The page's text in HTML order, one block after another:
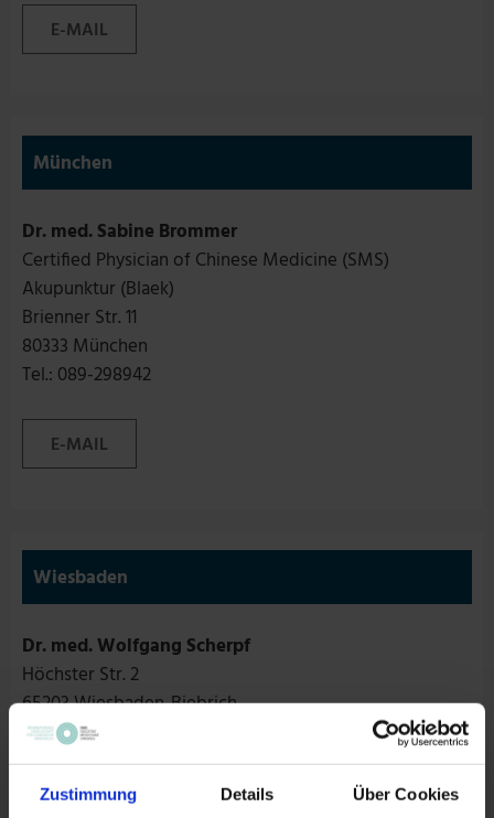
Zustimmung Details Über Cookies
E-MAIL
München
Dr. med. Sabine Brommer
Certified Physician of Chinese Medicine (SMS)
Akupunktur (Blaek)
Brienner Str. 11
80333 München
Tel.: 089-298942
E-MAIL
Wiesbaden
Dr. med. Wolfgang Scherpf
Höchster Str. 2
65203 Wiesbaden-Biebrich
Tel.: 0611-50589732
E-MAIL WWW